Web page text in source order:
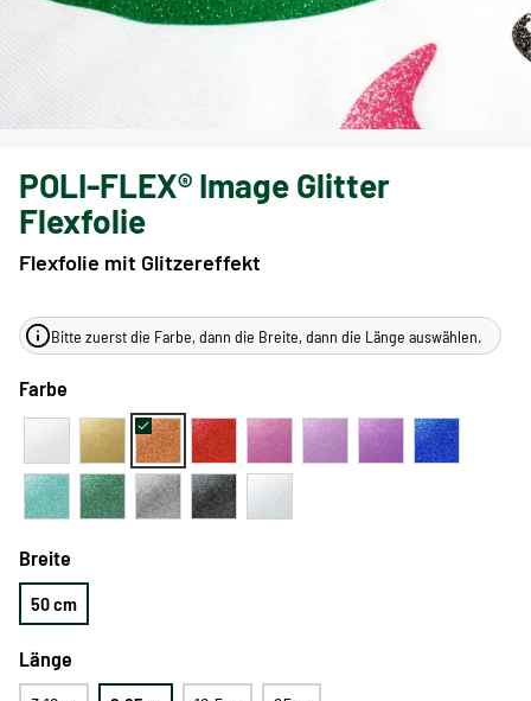
POLI-FLEX® Image Glitter
Flexfolie
Flexfolie mit Glitzereffekt
Bitte zuerst die Farbe, dann die Breite, dann die Länge auswählen.
Farbe
Breite
50 cm
Länge